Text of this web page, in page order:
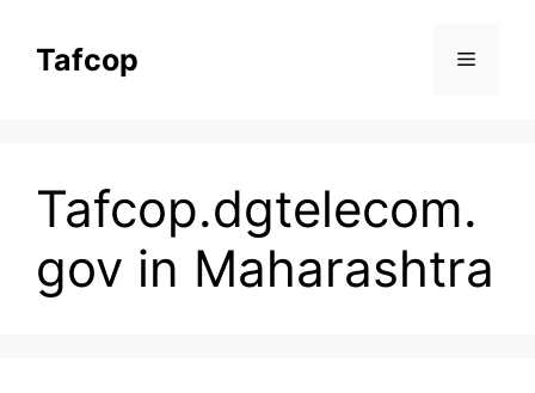
contentTafcop Menu
Tafcop.dgtelecom.
gov in Maharashtra